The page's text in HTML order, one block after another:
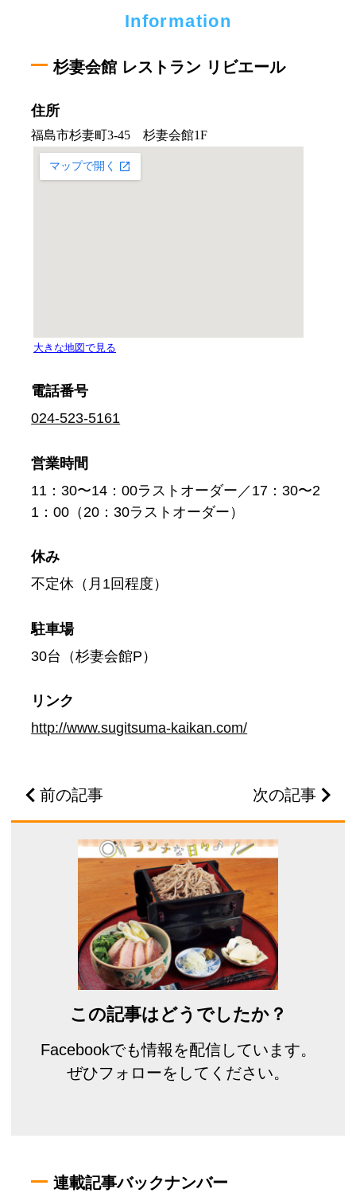
Information
杉妻会館 レストラン リビエール
住所
電話番号
024-523-5161
営業時間
11：30〜14：00ラストオーダー／17：30〜2
1：00（20：30ラストオーダー）
休み
不定休（月1回程度）
駐車場
30台（杉妻会館P）
リンク
http://www.sugitsuma-kaikan.com/
前の記事 次の記事
この記事はどうでしたか？
Facebookでも情報を配信しています。
ぜひフォローをしてください。
連載記事バックナンバー